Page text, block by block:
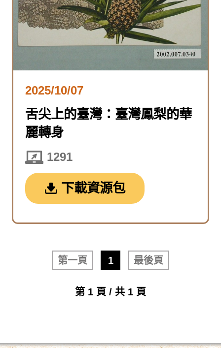
2025/10/07
舌尖上的臺灣：臺灣鳳梨的華
麗轉身
1291
下載資源包
第一頁 1 最後頁
第 1 頁 / 共 1 頁